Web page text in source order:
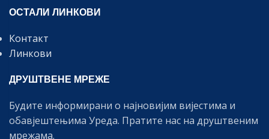
ОСТАЛИ ЛИНКОВИ
Контакт
Линкови
ДРУШТВЕНЕ МРЕЖЕ
Будите информирани о најновијим вијестима и
обавјештењима Уреда. Пратите нас на друштвеним
мрежама.